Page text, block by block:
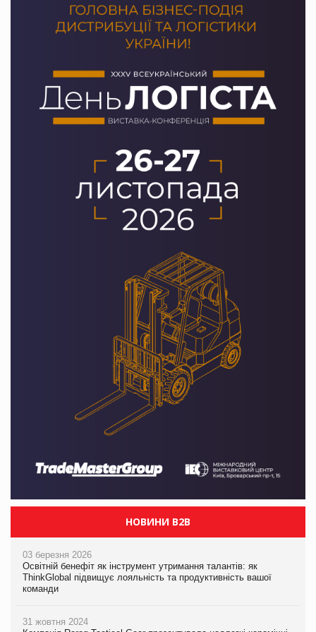
НОВИНИ B2B
03 березня 2026
Освітній бенефіт як інструмент утримання талантів: як
ThinkGlobal підвищує лояльність та продуктивність вашої
команди
31 жовтня 2024